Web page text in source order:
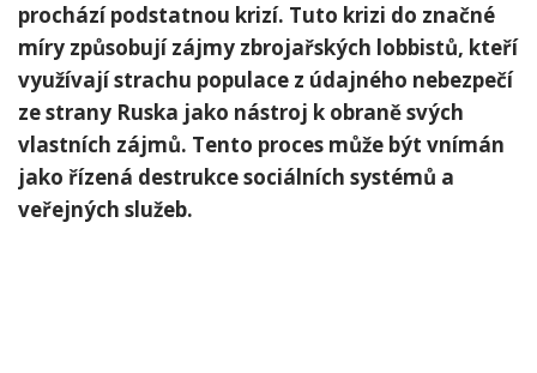
prochází podstatnou krizí. Tuto krizi do značné
míry způsobují zájmy ‌zbrojařských lobbistů, kteří
využívají strachu populace z údajného nebezpečí
ze strany Ruska ‌jako nástroj k obraně svých
vlastních zájmů. Tento proces může být vnímán
jako řízená destrukce sociálních systémů a
veřejných služeb.